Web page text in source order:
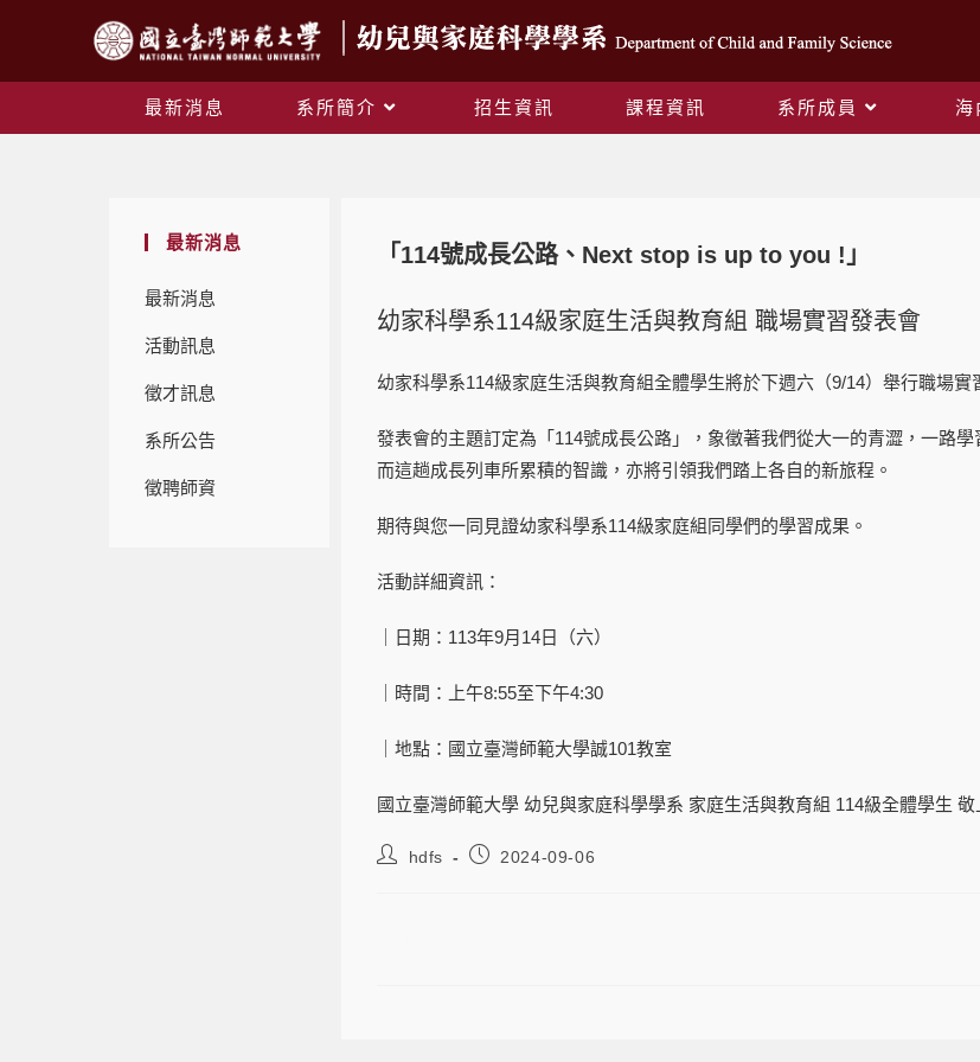
最新消息 系所簡介 招生資訊 課程資訊 系所成員 海
最新消息
最新消息
活動訊息
徵才訊息
系所公告
徵聘師資
「 114號成長公路、 Next stop is up to you ! 」
幼家科學系114級家庭生活與教育組 職場實習發表會
幼家科學系114級家庭生活與教育組全體學生將於下週六（9/14）舉行職場
發表會的主題訂定為「114號成長公路」，象徵著我們從大一的青澀，一路
而這趟成長列車所累積的智識，亦將引領我們踏上各自的新旅程。
期待與您一同見證幼家科學系114級家庭組同學們的學習成果。
活動詳細資訊：
｜日期：113年9月14日（六）
｜時間：上午8:55至下午4:30
｜地點：國立臺灣師範大學誠101教室
國立臺灣師範大學 幼兒與家庭科學學系 家庭生活與教育組 114級全體學生 敬
hdfs 2024-09-06